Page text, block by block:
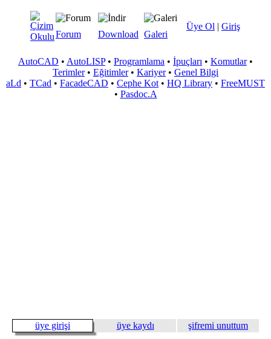
Üye Ol | Giriş
Forum Download Galeri
AutoCAD • AutoLISP• Programlama • İpuçları • Komutlar•
Terimler• Eğitimler• Kariyer• Genel Bilgi
aLd • TCad • FacadeCAD • Cephe Kot • HQ Library • FreeMUST
• Pasdoc.A
üye girişi üye kaydı
şifremi unuttum